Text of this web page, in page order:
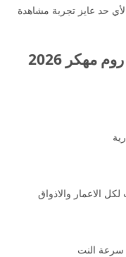
حد عايز تجربة مشاهدة
بعض الاسئلة الشائعة عن سيما روم مهكر 2026
الاعمار والاذواق
سرعة النت